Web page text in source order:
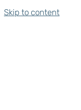
Skip to content